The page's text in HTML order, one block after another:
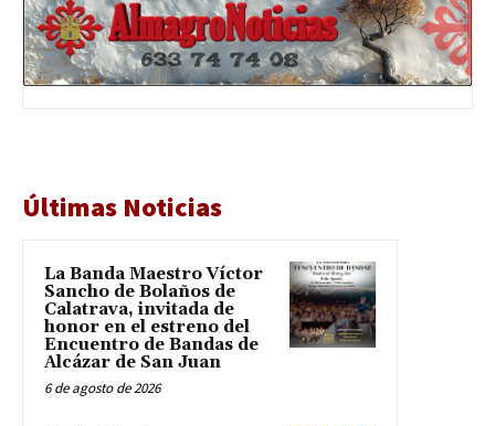
Últimas Noticias
La Banda Maestro Víctor
Sancho de Bolaños de
Calatrava, invitada de
honor en el estreno del
Encuentro de Bandas de
Alcázar de San Juan
6 de agosto de 2026